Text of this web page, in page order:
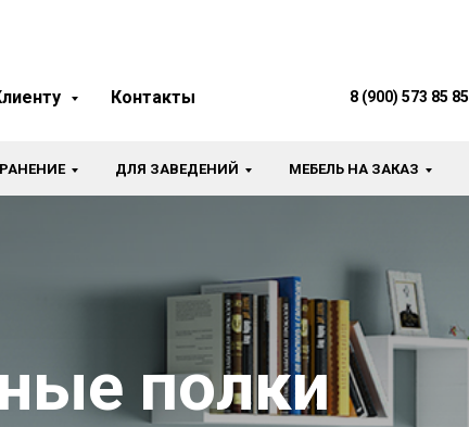
Контакты 8 (900) 573 85 85
ДЛЯ ЗАВЕДЕНИЙ МЕБЕЛЬ НА ЗАКАЗ
полки